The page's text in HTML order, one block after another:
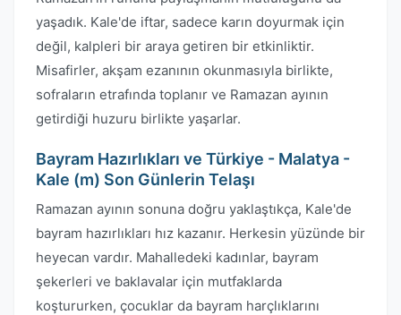
yaşadık. Kale'de iftar, sadece karın doyurmak için
değil, kalpleri bir araya getiren bir etkinliktir.
Misafirler, akşam ezanının okunmasıyla birlikte,
sofraların etrafında toplanır ve Ramazan ayının
getirdiği huzuru birlikte yaşarlar.
Bayram Hazırlıkları ve Türkiye - Malatya -
Kale (m) Son Günlerin Telaşı
Ramazan ayının sonuna doğru yaklaştıkça, Kale'de
bayram hazırlıkları hız kazanır. Herkesin yüzünde bir
heyecan vardır. Mahalledeki kadınlar, bayram
şekerleri ve baklavalar için mutfaklarda
koştururken, çocuklar da bayram harçlıklarını